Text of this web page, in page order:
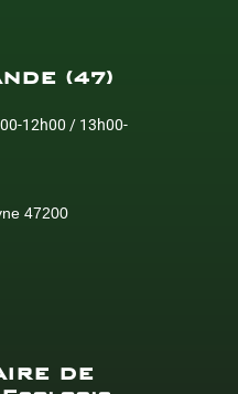
(47)
12h00 / 13h00-
47200
DE